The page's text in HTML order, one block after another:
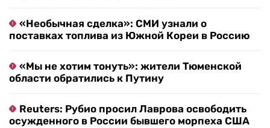
«Необычная сделка»: СМИ узнали о
поставках топлива из Южной Кореи в Россию
«Мы не хотим тонуть»: жители Тюменской
области обратились к Путину
Reuters: Рубио просил Лаврова освободить
осужденного в России бывшего морпеха США